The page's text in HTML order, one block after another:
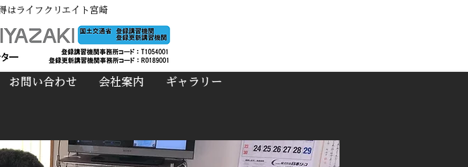
はライフクリエイト宮崎
お問い合わせ 会社案内 ギャラリー